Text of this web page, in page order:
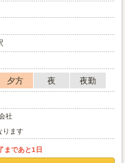
夕方 夜
夜勤
社
ります
まであと1日